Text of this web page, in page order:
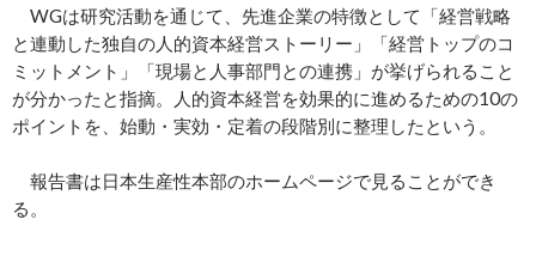
WGは研究活動を通じて、先進企業の特徴として「経営戦略
と連動した独自の人的資本経営ストーリー」「経営トップのコ
ミットメント」「現場と人事部門との連携」が挙げられること
が分かったと指摘。人的資本経営を効果的に進めるための10の
ポイントを、始動・実効・定着の段階別に整理したという。
報告書は日本生産性本部のホームページで見ることができ
る。